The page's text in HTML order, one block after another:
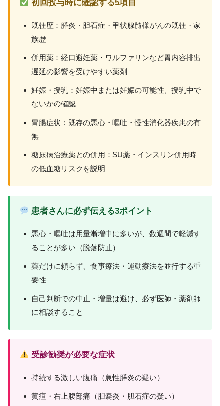
初回投与時に確認する5項目
既往歴：膵炎・胆石症・甲状腺髄様がんの既往・家
族歴
併用薬：経口避妊薬・ワルファリンなど胃内容排出
遅延の影響を受けやすい薬剤
妊娠・授乳：妊娠中または妊娠の可能性、授乳中で
ないかの確認
胃腸症状：既存の悪心・嘔吐・慢性消化器疾患の有
無
糖尿病治療薬との併用：SU薬・インスリン併用時
の低血糖リスクを説明
患者さんに必ず伝える3ポイント
悪心・嘔吐は用量漸増中に多いが、数週間で軽減す
ることが多い（脱落防止）
薬だけに頼らず、食事療法・運動療法を並行する重
要性
自己判断での中止・増量は避け、必ず医師・薬剤師
に相談すること
受診勧奨が必要な症状
持続する激しい腹痛（急性膵炎の疑い）
黄疸・右上腹部痛（胆嚢炎・胆石症の疑い）